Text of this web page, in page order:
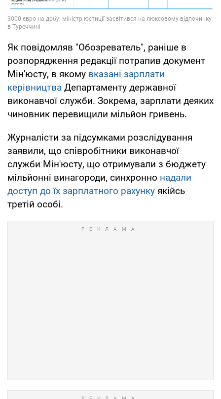
Як повідомляв "Обозреватель", раніше в
розпорядження редакції потрапив документ
Мін'юсту, в якому вказані зарплати
керівництва Департаменту державної
виконавчої служби. Зокрема, зарплати деяких
чиновник перевищили мільйон гривень.
Журналісти за підсумками розслідування
заявили, що співробітники виконавчої
служби Мін'юсту, що отримували з бюджету
мільйонні винагороди, синхронно надали
доступ до їх зарплатного рахунку якійсь
третій особі.